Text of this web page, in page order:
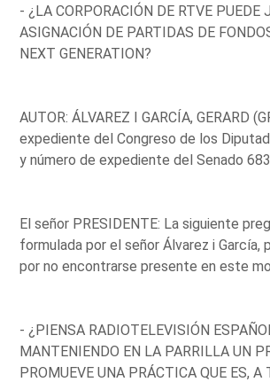
- ¿LA CORPORACIÓN DE RTVE PUEDE
ASIGNACIÓN DE PARTIDAS DE
NEXT GENERATION?
AUTOR: ÁLVAREZ I GARCÍA, GERARD
expediente del Congreso de los
y número de expediente del Senado
El señor PRESIDENTE: La siguiente
formulada por el señor Álvarez i García,
por no encontrarse presente en este
- ¿PIENSA RADIOTELEVISIÓN
MANTENIENDO EN LA PARRILLA UN
PROMUEVE UNA PRÁCTICA QUE ES, A